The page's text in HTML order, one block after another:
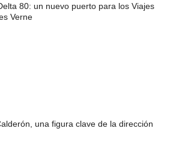
80: un nuevo puerto para los Viajes
Verne
una figura clave de la dirección